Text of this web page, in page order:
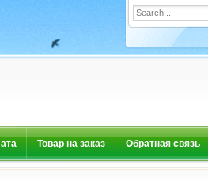
Товар на заказ Обратная связь